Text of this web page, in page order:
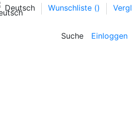
Deutsch Wunschliste ()
Suche Einloggen